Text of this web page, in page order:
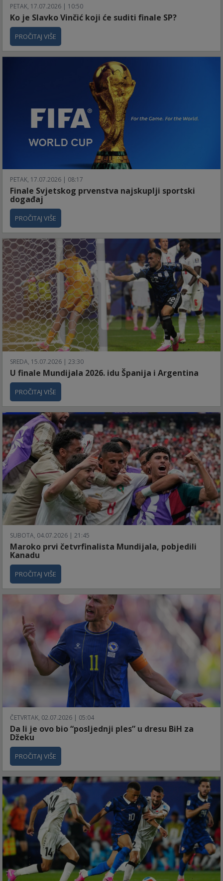
PETAK, 17.07.2026 | 10:50
Ko je Slavko Vinčić koji će suditi finale SP?
PROČITAJ VIŠE
PETAK, 17.07.2026 | 08:17
Finale Svjetskog prvenstva najskuplji sportski
događaj
PROČITAJ VIŠE
SREDA, 15.07.2026 | 23:30
U finale Mundijala 2026. idu Španija i Argentina
PROČITAJ VIŠE
SUBOTA, 04.07.2026 | 21:45
Maroko prvi četvrfinalista Mundijala, pobjedili
Kanadu
PROČITAJ VIŠE
ČETVRTAK, 02.07.2026 | 05:04
Da li je ovo bio “posljednji ples” u dresu BiH za
Džeku
PROČITAJ VIŠE